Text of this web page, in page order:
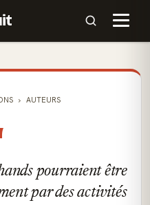
AUTEURS
pourraient être
par des activités